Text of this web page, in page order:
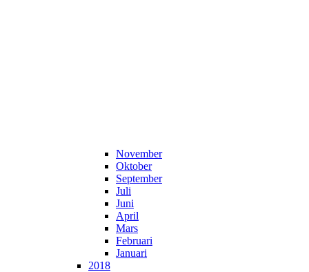
November
Oktober
September
Juli
Juni
April
Mars
Februari
Januari
2018